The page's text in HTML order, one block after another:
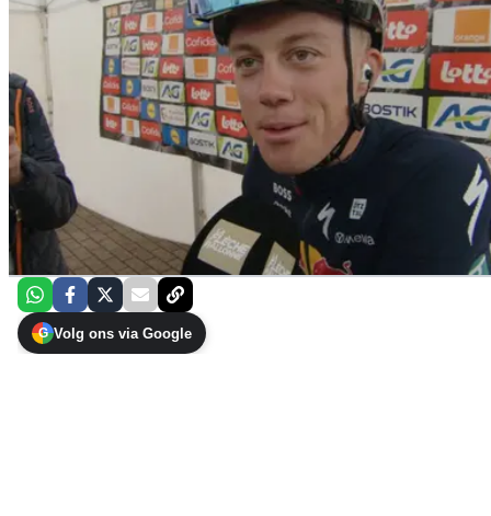
G Volg ons via Google